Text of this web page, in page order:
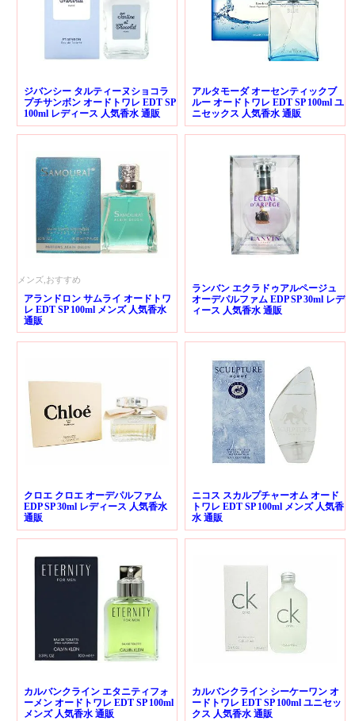
ジバンシー タルティーヌショコラ
プチサンボン オードトワレ EDT SP
100ml レディース 人気香水 通販
アルタモーダ オーセンティックブ
ルー オードトワレ EDT SP 100ml ユ
ニセックス 人気香水 通販
メンズ,おすすめ
アランドロン サムライ オードトワ
レ EDT SP 100ml メンズ 人気香水
通販
ランバン エクラドゥアルページュ
オーデパルファム EDP SP 30ml レデ
ィース 人気香水 通販
クロエ クロエ オーデパルファム
EDP SP 30ml レディース 人気香水
通販
ニコス スカルプチャーオム オード
トワレ EDT SP 100ml メンズ 人気香
水 通販
カルバンクライン エタニティフォ
ーメン オードトワレ EDT SP 100ml
メンズ 人気香水 通販
カルバンクライン シーケーワン オ
ードトワレ EDT SP 100ml ユニセッ
クス 人気香水 通販